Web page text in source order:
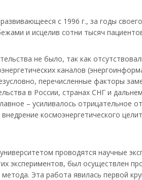
с 1996 г., за годы
и исцелив сотни тысяч
не было, так как
каналов
перечисленные факторы
в России, странах СНГ и
– усиливалось отрицательное
космоэнергетического
проводятся научные
экспериментов, был осуществлен
Эта работа явилась первой